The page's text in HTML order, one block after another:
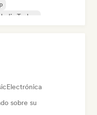
Techno
Electrónica
sobre su